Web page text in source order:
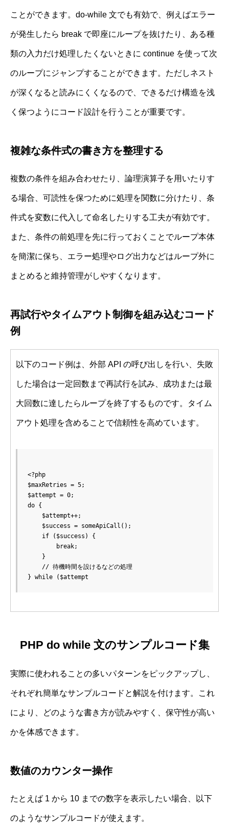
ことができます。do-while 文でも有効で、例えばエラー
が発生したら break で即座にループを抜けたり、ある種
類の入力だけ処理したくないときに continue を使って次
のループにジャンプすることができます。ただしネスト
が深くなると読みにくくなるので、できるだけ構造を浅
く保つようにコード設計を行うことが重要です。
複雑な条件式の書き方を整理する
複数の条件を組み合わせたり、論理演算子を用いたりす
る場合、可読性を保つために処理を関数に分けたり、条
件式を変数に代入して命名したりする工夫が有効です。
また、条件の前処理を先に行っておくことでループ本体
を簡潔に保ち、エラー処理やログ出力などはループ外に
まとめると維持管理がしやすくなります。
再試行やタイムアウト制御を組み込むコード
例
以下のコード例は、外部 API の呼び出しを行い、失敗
した場合は一定回数まで再試行を試み、成功または最
大回数に達したらループを終了するものです。タイム
アウト処理を含めることで信頼性を高めています。
<?php
$maxRetries = 5;
$attempt = 0;
do {
    $attempt++;
    $success = someApiCall();
    if ($success) {
        break;
    }
    // 待機時間を設けるなどの処理
PHP do while 文のサンプルコード集
実際に使われることの多いパターンをピックアップし、
それぞれ簡単なサンプルコードと解説を付けます。これ
により、どのような書き方が読みやすく、保守性が高い
かを体感できます。
数値のカウンター操作
たとえば 1 から 10 までの数字を表示したい場合、以下
のようなサンプルコードが使えます。